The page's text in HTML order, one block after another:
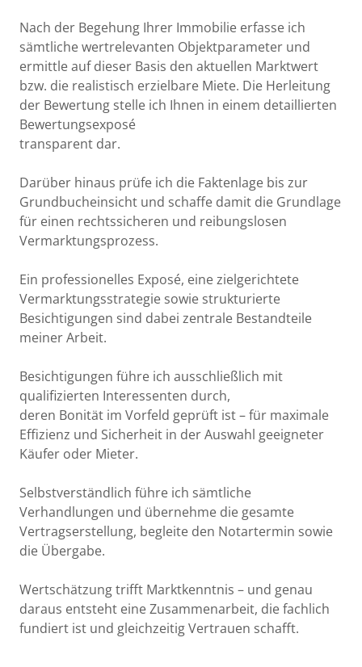
Nach der Begehung Ihrer Immobilie erfasse ich
sämtliche wertrelevanten Objektparameter und
ermittle auf dieser Basis den aktuellen Marktwert
bzw. die realistisch erzielbare Miete. Die Herleitung
der Bewertung stelle ich Ihnen in einem detaillierten
Bewertungsexposé
transparent dar.
Darüber hinaus prüfe ich die Faktenlage bis zur
Grundbucheinsicht und schaffe damit die Grundlage
für einen rechtssicheren und reibungslosen
Vermarktungsprozess.
Ein professionelles Exposé, eine zielgerichtete
Vermarktungsstrategie sowie strukturierte
Besichtigungen sind dabei zentrale Bestandteile
meiner Arbeit.
Besichtigungen führe ich ausschließlich mit
qualifizierten Interessenten durch,
deren Bonität im Vorfeld geprüft ist – für maximale
Effizienz und Sicherheit in der Auswahl geeigneter
Käufer oder Mieter.
Selbstverständlich führe ich sämtliche
Verhandlungen und übernehme die gesamte
Vertragserstellung, begleite den Notartermin sowie
die Übergabe.
Wertschätzung trifft Marktkenntnis – und genau
daraus entsteht eine Zusammenarbeit, die fachlich
fundiert ist und gleichzeitig Vertrauen schafft.